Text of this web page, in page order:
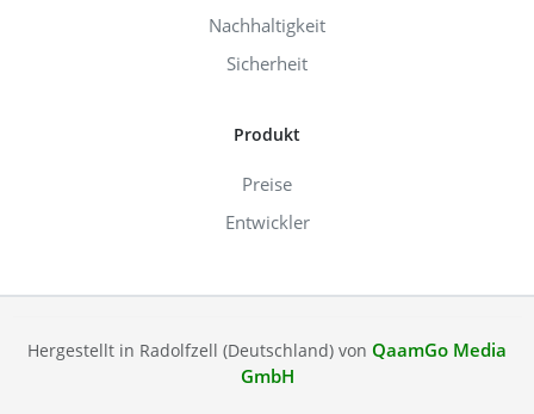
Nachhaltigkeit
Sicherheit
Produkt
Preise
Entwickler
Hergestellt in Radolfzell (Deutschland) von QaamGo Media
GmbH